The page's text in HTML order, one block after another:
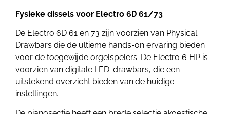
Fysieke dissels voor Electro 6D 61/73
De Electro 6D 61 en 73 zijn voorzien van Physical
Drawbars die de ultieme hands-on ervaring bieden
voor de toegewijde orgelspelers. De Electro 6 HP is
voorzien van digitale LED-drawbars, die een
uitstekend overzicht bieden van de huidige
instellingen.